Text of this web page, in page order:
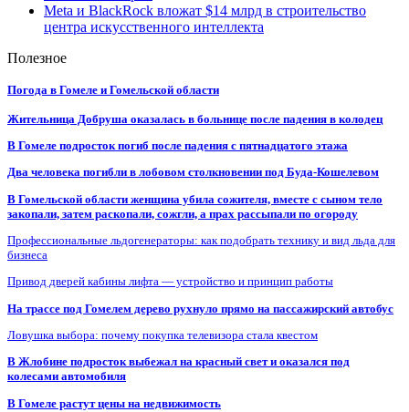
Meta и BlackRock вложат $14 млрд в строительство
центра искусственного интеллекта
Полезное
Погода в Гомеле и Гомельской области
Жительница Добруша оказалась в больнице после падения в колодец
В Гомеле подросток погиб после падения с пятнадцатого этажа
Два человека погибли в лобовом столкновении под Буда-Кошелевом
В Гомельской области женщина убила сожителя, вместе с сыном тело
закопали, затем раскопали, сожгли, а прах рассыпали по огороду
Профессиональные льдогенераторы: как подобрать технику и вид льда для
бизнеса
Привод дверей кабины лифта — устройство и принцип работы
На трассе под Гомелем дерево рухнуло прямо на пассажирский автобус
Ловушка выбора: почему покупка телевизора стала квестом
В Жлобине подросток выбежал на красный свет и оказался под
колесами автомобиля
В Гомеле растут цены на недвижимость